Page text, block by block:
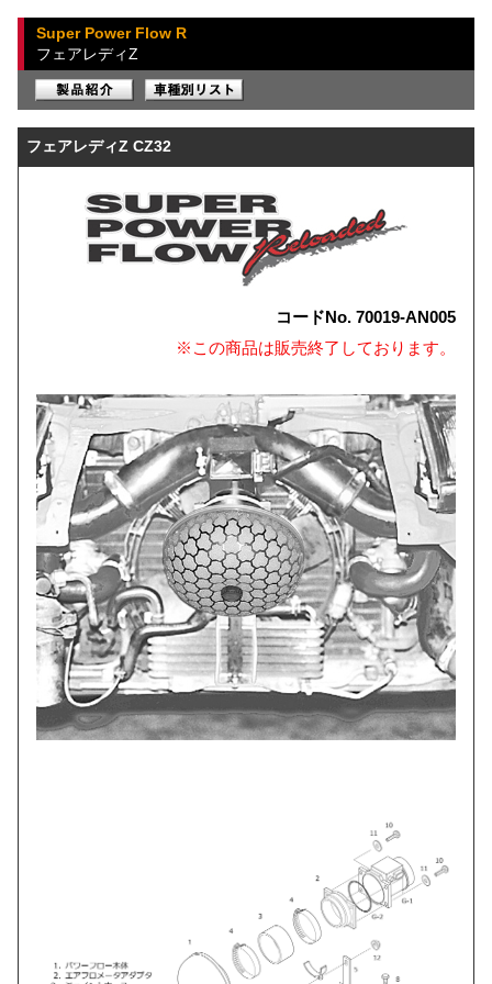
Super Power Flow R
フェアレディZ
フェアレディZ CZ32
コードNo. 70019-AN005
※この商品は販売終了しております。